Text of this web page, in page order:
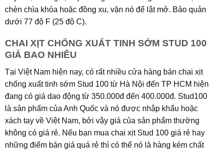
chèn chìa khóa hoặc đồng xu, vặn nó để lật mở. Bảo quản
dưới 77 độ F (25 độ C).
CHAI XỊT CHỐNG XUẤT TINH SỚM STUD 100
GIÁ BAO NHIÊU
Tại Việt Nam hiện nay, có rất nhiều cửa hàng bán chai xịt
chống xuất tinh sớm Stud 100 từ Hà Nội đến TP HCM hiện
đang có giá dao động từ 350.000đ đến 400.000đ. Stud100
là sản phẩm của Anh Quốc và nó được nhập khẩu hoặc
xách tay về Việt Nam, bởi vậy giá của sản phẩm thường
không có giá rẻ. Nếu bạn mua chai xịt Stud 100 giá rẻ hay
những điểm bán giá quá rẻ thì có thể nó là hàng kém chất